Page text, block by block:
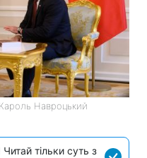
Навроцький
тільки суть з